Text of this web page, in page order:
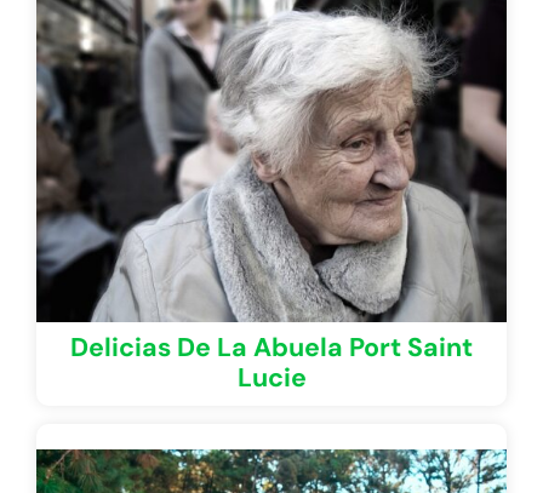
Delicias De La Abuela Port Saint
Lucie